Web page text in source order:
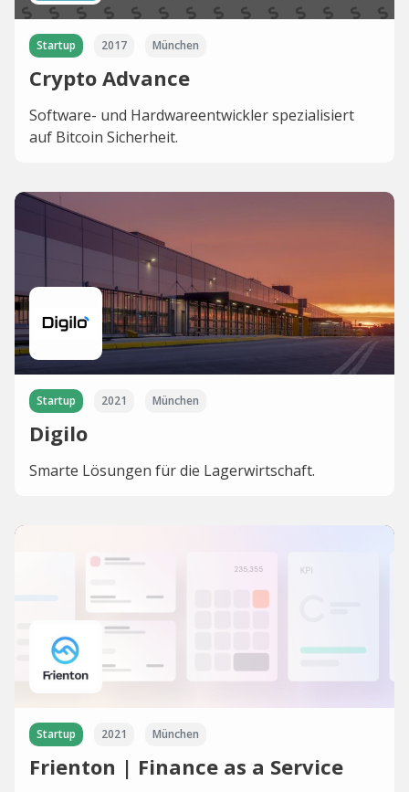
Startup 2017 München
Crypto Advance
Software- und Hardwareentwickler spezialisiert
auf Bitcoin Sicherheit.
Startup 2021 München
Digilo
Smarte Lösungen für die Lagerwirtschaft.
Startup 2021 München
Frienton | Finance as a Service